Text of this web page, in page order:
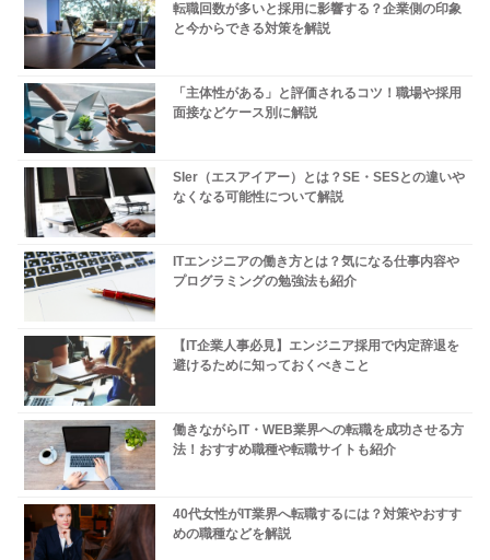
転職回数が多いと採用に影響する？企業側の印象
と今からできる対策を解説
「主体性がある」と評価されるコツ！職場や採用
面接などケース別に解説
SIer（エスアイアー）とは？SE・SESとの違いや
なくなる可能性について解説
ITエンジニアの働き方とは？気になる仕事内容や
プログラミングの勉強法も紹介
【IT企業人事必見】エンジニア採用で内定辞退を
避けるために知っておくべきこと
働きながらIT・WEB業界への転職を成功させる方
法！おすすめ職種や転職サイトも紹介
40代女性がIT業界へ転職するには？対策やおすす
めの職種などを解説